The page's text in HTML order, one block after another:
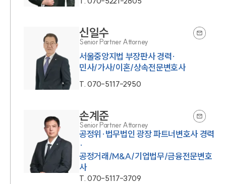
신일수
Senior Partner Attorney
서울중앙지법 부장판사 경력·
민사/가사/이혼/상속전문변호사
T.070-5117-2950
손계준
Senior Partner Attorney
공정위·법무법인 광장 파트너변호사 경력
·
공정거래/M&A/기업법무/금융전문변호
사
T.070-5117-3709